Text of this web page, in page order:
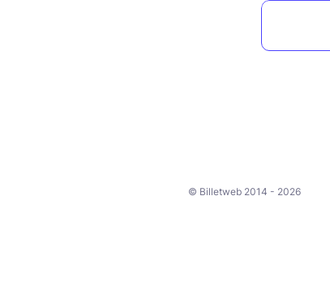
© Billetweb 2014 - 2026